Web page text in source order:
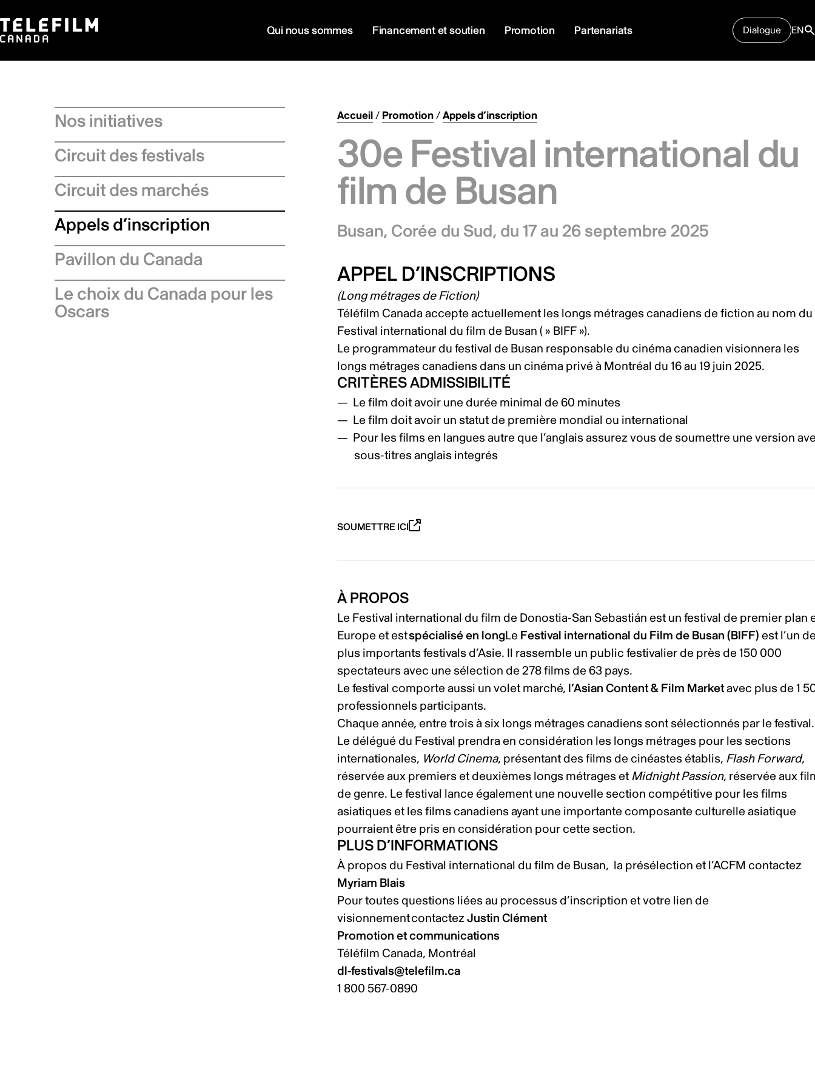
Qui nous sommes Financement et soutien Promotion Partenariats Dialogue EN
Nos initiatives
Circuit des festivals
Circuit des marchés
Appels d’inscription
Pavillon du Canada
Le choix du Canada pour les
Oscars
Accueil/ Promotion/Appels d’inscription
30e Festival international du
film de Busan
Busan, Corée du Sud, du 17 au 26 septembre 2025
APPEL D’INSCRIPTIONS
(Long métrages de Fiction)
Téléfilm Canada accepte actuellement les longs métrages canadiens de fiction au nom du
Festival international du film de Busan ( » BIFF »).
Le programmateur du festival de Busan responsable du cinéma canadien visionnera les
longs métrages canadiens dans un cinéma privé à Montréal du 16 au 19 juin 2025.
CRITÈRES ADMISSIBILITÉ
Le film doit avoir une durée minimal de 60 minutes
Le film doit avoir un statut de première mondial ou international
Pour les films en langues autre que l’anglais assurez vous de soumettre une version
sous-titres anglais integrés
SOUMETTRE ICI
À PROPOS
Le Festival international du film de Donostia-San Sebastián est un festival de premier plan
Europe et estspécialisé en longLe Festival international du Film de Busan (BIFF) est l’un
plus importants festivals d’Asie. Il rassemble un public festivalier de près de 150 000
spectateurs avec une sélection de 278 films de 63 pays.
Le festival comporte aussi un volet marché, l’Asian Content & Film Marketavec plus de 1
professionnels participants.
Chaque année, entre trois à six longs métrages canadiens sont sélectionnés par le
Le délégué du Festival prendra en considération les longs métrages pour les sections
internationales, World Cinema, présentant des films de cinéastes établis, Flash Forward,
réservée aux premiers et deuxièmes longs métrages et Midnight Passion, réservée aux
de genre. Le festival lance également une nouvelle section compétitive pour les films
asiatiques et les films canadiens ayant une importante composante culturelle asiatique
pourraient être pris en considération pour cette section.
PLUS D’INFORMATIONS
À propos du Festival international du film de Busan, la présélection et l’ACFM contactez
Myriam Blais
Pour toutes questions liées au processus d’inscription et votre lien de
visionnement contactezJustin Clément
Promotion et communications
Téléfilm Canada, Montréal
dl-festivals@telefilm.ca
1 800 567-0890